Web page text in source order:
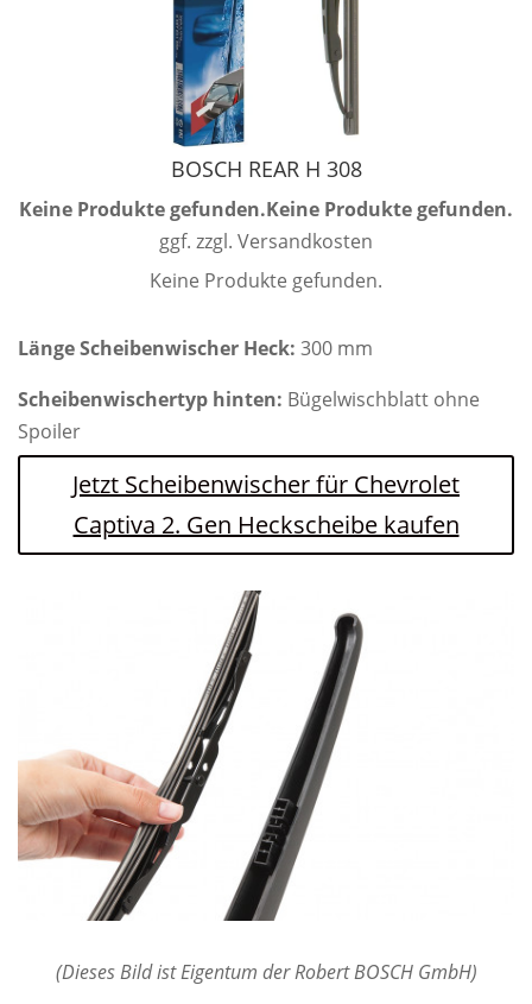
BOSCH REAR H 308
Keine Produkte gefunden.Keine Produkte gefunden.
ggf. zzgl. Versandkosten
Keine Produkte gefunden.
Länge Scheibenwischer Heck: 300 mm
Scheibenwischertyp hinten: Bügelwischblatt ohne
Spoiler
Jetzt Scheibenwischer für Chevrolet
Captiva 2. Gen Heckscheibe kaufen
(Dieses Bild ist Eigentum der Robert BOSCH GmbH)